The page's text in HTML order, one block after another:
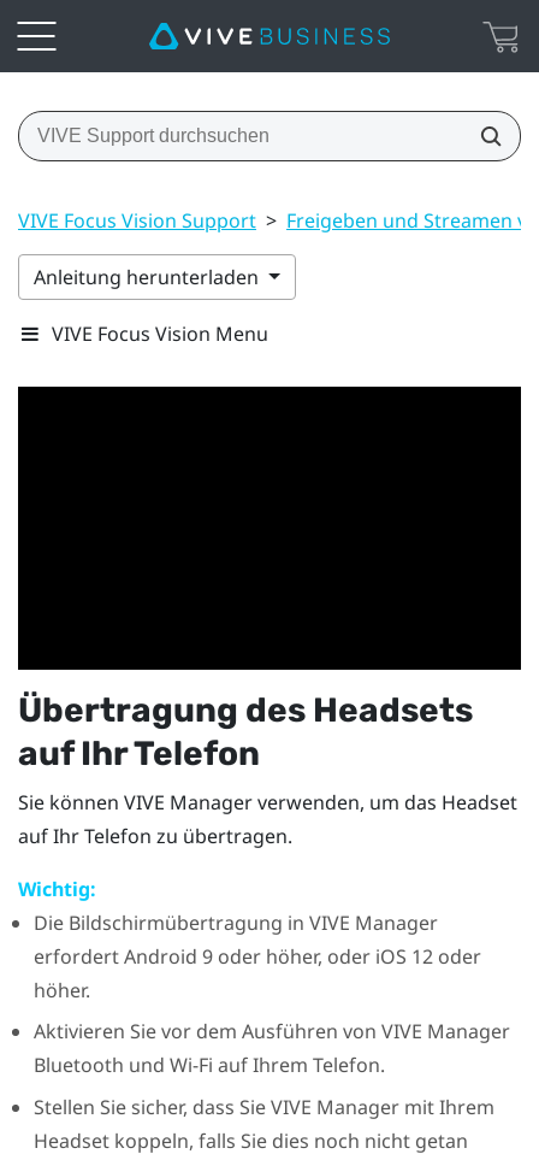
VIVE Focus Vision Support > Freigeben und Streamen
Anleitung herunterladen
VIVE Focus Vision Menu
Übertragung des Headsets
auf Ihr Telefon
Sie können VIVE Managerverwenden, um das Headset
auf Ihr Telefon zu übertragen.
Wichtig:
Die Bildschirmübertragung in VIVE Manager
erfordertAndroid 9 oder höher, oder iOS 12 oder
höher.
Aktivieren Sie vor dem Ausführen von VIVE Manager
Bluetooth und Wi-Fi auf Ihrem Telefon.
Stellen Sie sicher, dass SieVIVE Managermit Ihrem
Headset koppeln, falls Sie dies noch nicht getan